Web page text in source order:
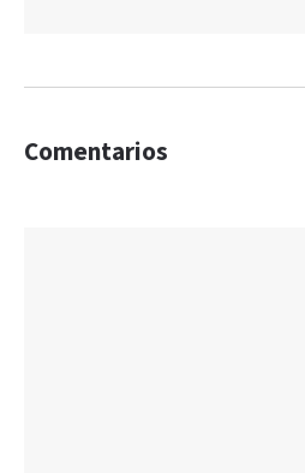
Comentarios